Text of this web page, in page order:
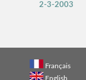
2-3-2003
Français
English